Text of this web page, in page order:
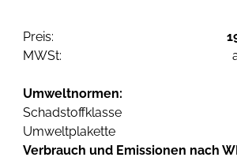
Preis:
MWSt:
Umweltnormen:
Schadstoffklasse
Umweltplakette
Verbrauch und Emissionen nach